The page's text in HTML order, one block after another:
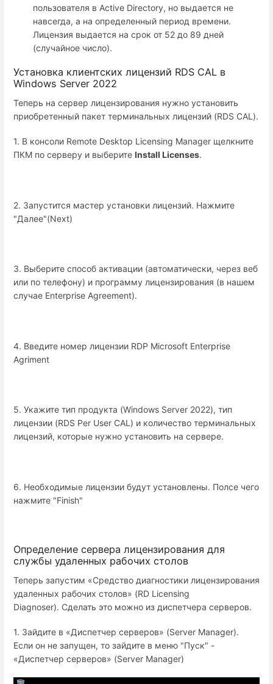
пользователя в Active Directory, но выдается не
навсегда, а на определенный период времени.
Лицензия выдается на срок от 52 до 89 дней
(случайное число).
Установка клиентских лицензий RDS CAL в
Windows Server 2022
Теперь на сервер лицензирования нужно установить
приобретенный пакет терминальных лицензий (RDS CAL).
1. В консоли Remote Desktop Licensing Manager щелкните
ПКМ по серверу и выберите Install Licenses.
2. Запустится мастер установки лицензий. Нажмите
"Далее"(Next)
3. Выберите способ активации (автоматически, через веб
или по телефону) и программу лицензирования (в нашем
случае Enterprise Agreement).
4. Введите номер лицензии RDP Microsoft Enterprise
Agriment
5. Укажите тип продукта (Windows Server 2022), тип
лицензии (RDS Per User CAL) и количество терминальных
лицензий, которые нужно установить на сервере.
6. Необходимые лицензии будут установлены. Полсе чего
нажмите "Finish"
Определение сервера лицензирования для
службы удаленных рабочих столов
Теперь запустим «Средство диагностики лицензирования
удаленных рабочих столов» (RD Licensing
Diagnoser). Сделать это можно из диспетчера серверов.
1. Зайдите в «Диспетчер серверов» (Server Manager).
Если он не запущен, то зайдите в меню "Пуск" -
«Диспетчер серверов» (Server Manager)